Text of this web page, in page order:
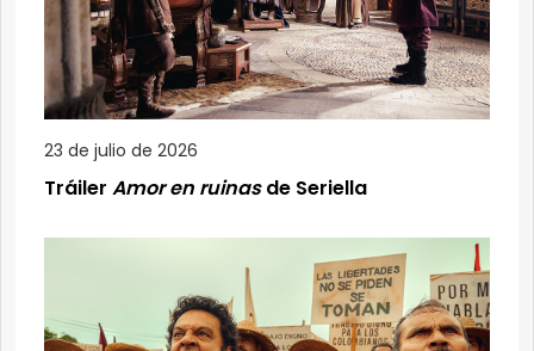
23 de julio de 2026
Tráiler Amor en ruinasde Seriella